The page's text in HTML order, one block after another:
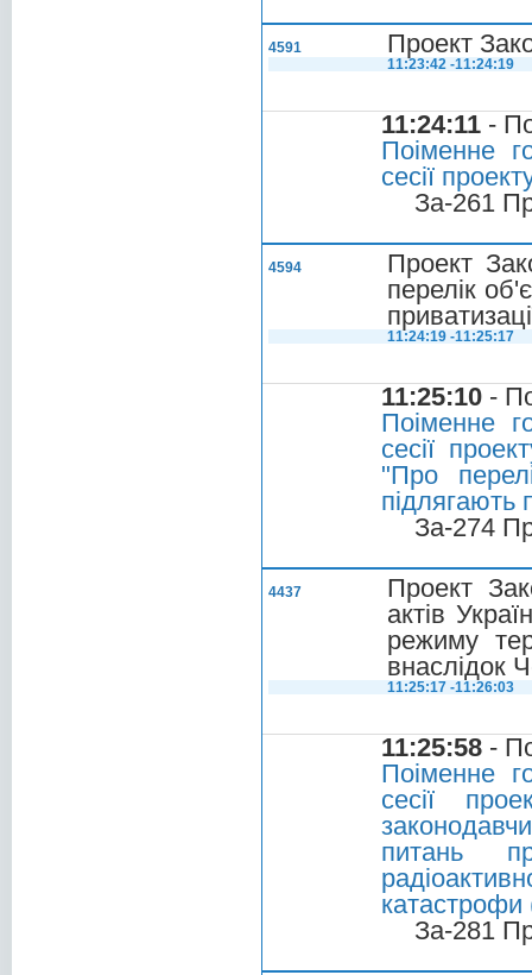
4591 Проект
11:23:42 -11:24:19
11:24:11 -
Поіменне
сесії
За-261
4594
Проект
перелік
11:24:19 -11:25:17
11:25:10 -
Поіменне
сесії
"Про
підлягають
За-274
4437
Проект
актів
режиму
внаслідок
11:25:17 -11:26:03
11:25:58 -
Поіменне
сесії
питань
За-281